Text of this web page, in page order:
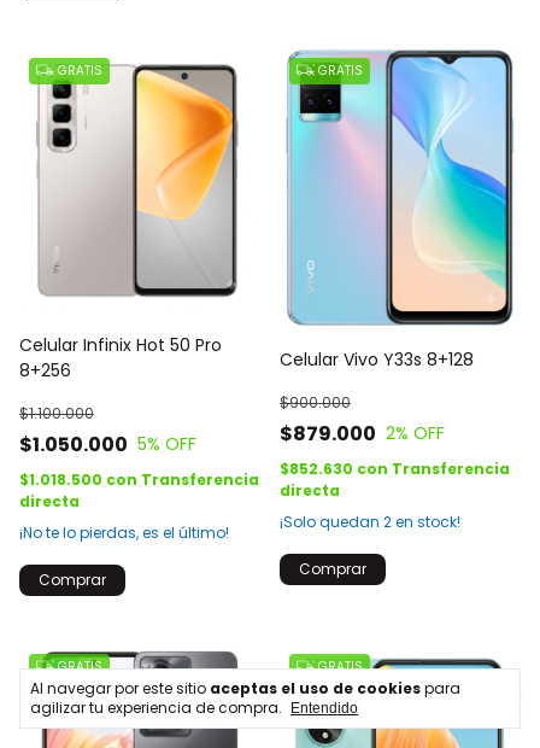
Al navegar por este sitio aceptas el uso de cookiespara
agilizar tu experiencia de compra.
Entendido
GRATIS
Celular Infinix Hot 50 Pro
8+256
$1.050.000
$1.100.000
5% OFF
$1.018.500 con Transferencia
directa
¡No te lo pierdas, es el último!
Comprar
GRATIS
Celular Vivo Y33s 8+128
$879.000
$900.000
2% OFF
$852.630 con Transferencia
directa
¡Solo quedan 2en stock!
Comprar
GRATIS GRATIS